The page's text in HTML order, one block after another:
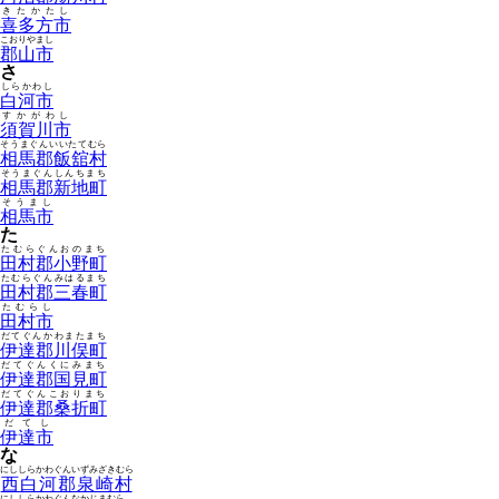
喜多方市
きたかたし
郡山市
こおりやまし
さ
白河市
しらかわし
須賀川市
すかがわし
相馬郡飯舘村
そうまぐんいいたてむら
相馬郡新地町
そうまぐんしんちまち
相馬市
そうまし
た
田村郡小野町
たむらぐんおのまち
田村郡三春町
たむらぐんみはるまち
田村市
たむらし
伊達郡川俣町
だてぐんかわまたまち
伊達郡国見町
だてぐんくにみまち
伊達郡桑折町
だてぐんこおりまち
伊達市
だてし
な
西白河郡泉崎村
にししらかわぐんいずみざきむら